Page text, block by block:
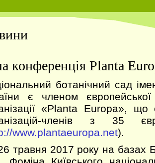
конференція Planta
ботанічний сад
є членом європейської
«Planta Europa»,
членів з 35
www.plantaeuropa.net).
травня 2017 року на базах